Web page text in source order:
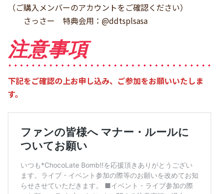
（ご購入メンバーのアカウントをご確認ください）
さっさー 特典会用：@ddtsplsasa
注意事項
下記をご確認の上お申し込み、ご参加をお願いいたしま
す。